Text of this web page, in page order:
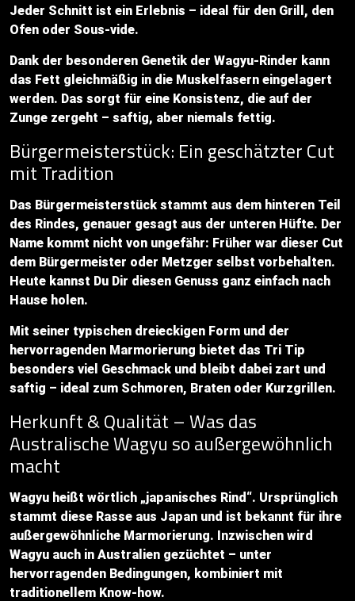
Jeder Schnitt ist ein Erlebnis – ideal für den Grill, den
Ofen oder Sous-vide.
Dank der besonderen Genetik der Wagyu-Rinder kann
das Fett gleichmäßig in die Muskelfasern eingelagert
werden. Das sorgt für eine Konsistenz, die auf der
Zunge zergeht – saftig, aber niemals fettig.
Bürgermeisterstück: Ein geschätzter Cut
mit Tradition
Das Bürgermeisterstück stammt aus dem hinteren Teil
des Rindes, genauer gesagt aus der unteren Hüfte. Der
Name kommt nicht von ungefähr: Früher war dieser Cut
dem Bürgermeister oder Metzger selbst vorbehalten.
Heute kannst Du Dir diesen Genuss ganz einfach nach
Hause holen.
Mit seiner typischen dreieckigen Form und der
hervorragenden Marmorierung bietet das Tri Tip
besonders viel Geschmack und bleibt dabei zart und
saftig – ideal zum Schmoren, Braten oder Kurzgrillen.
Herkunft & Qualität – Was das
Australische Wagyu so außergewöhnlich
macht
Wagyu heißt wörtlich „japanisches Rind“. Ursprünglich
stammt diese Rasse aus Japan und ist bekannt für ihre
außergewöhnliche Marmorierung. Inzwischen wird
Wagyu auch in Australien gezüchtet – unter
hervorragenden Bedingungen, kombiniert mit
traditionellem Know-how.